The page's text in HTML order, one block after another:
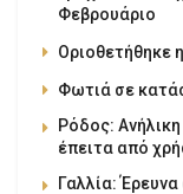
Φεβρουάριο
Οριοθετήθηκε
Φωτιά σε
Ρόδος:
έπειτα από
Γαλλία: